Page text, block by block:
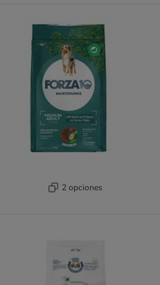
2 opciones